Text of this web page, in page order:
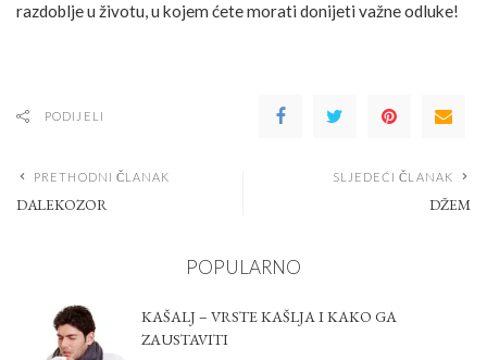
razdoblje u životu, u kojem ćete morati donijeti važne odluke!
PODIJELI
PRETHODNI ČLANAK
DALEKOZOR
SLJEDEĆI ČLANAK
DŽEM
POPULARNO
KAŠALJ – VRSTE KAŠLJA I KAKO GA
ZAUSTAVITI